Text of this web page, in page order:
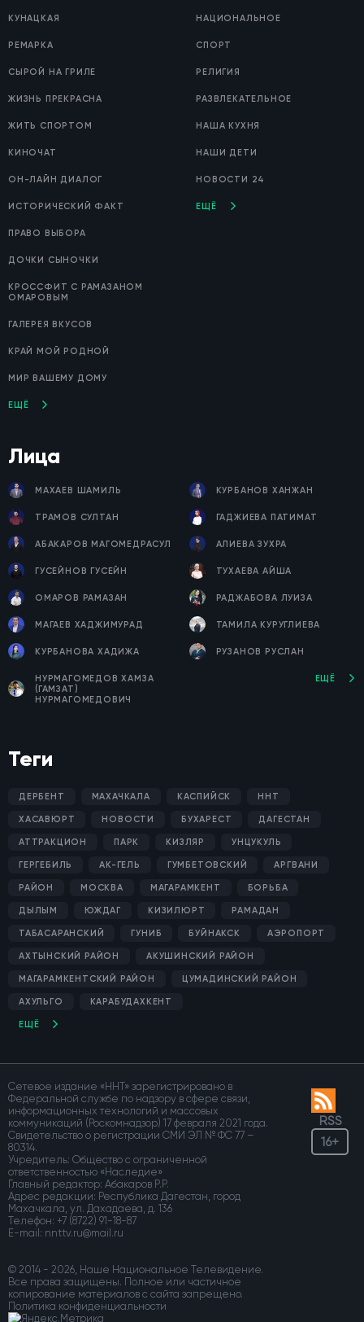
КУНАЦКАЯ
РЕМАРКА
СЫРОЙ НА ГРИЛЕ
ЖИЗНЬ ПРЕКРАСНА
ЖИТЬ СПОРТОМ
КИНОЧАТ
ОН-ЛАЙН ДИАЛОГ
ИСТОРИЧЕСКИЙ ФАКТ
ПРАВО ВЫБОРА
ДОЧКИ СЫНОЧКИ
КРОССФИТ С РАМАЗАНОМ
ОМАРОВЫМ
ГАЛЕРЕЯ ВКУСОВ
КРАЙ МОЙ РОДНОЙ
МИР ВАШЕМУ ДОМУ
ЕЩЁ
НАЦИОНАЛЬНОЕ
СПОРТ
РЕЛИГИЯ
РАЗВЛЕКАТЕЛЬНОЕ
НАША КУХНЯ
НАШИ ДЕТИ
НОВОСТИ 24
ЕЩЁ
Лица
МАХАЕВ ШАМИЛЬ КУРБАНОВ ХАНЖАН
ТРАМОВ СУЛТАН ГАДЖИЕВА ПАТИМАТ
АБАКАРОВ МАГОМЕДРАСУЛ АЛИЕВА ЗУХРА
ГУСЕЙНОВ ГУСЕЙН ТУХАЕВА АЙША
ОМАРОВ РАМАЗАН РАДЖАБОВА ЛУИЗА
МАГАЕВ ХАДЖИМУРАД ТАМИЛА КУРУГЛИЕВА
КУРБАНОВА ХАДИЖА РУЗАНОВ РУСЛАН
НУРМАГОМЕДОВ ХАМЗА
(ГАМЗАТ)
НУРМАГОМЕДОВИЧ
ЕЩЁ
Теги
ДЕРБЕНТ МАХАЧКАЛА КАСПИЙСК ННТ
ХАСАВЮРТ НОВОСТИ БУХАРЕСТ ДАГЕСТАН
АТТРАКЦИОН ПАРК КИЗЛЯР УНЦУКУЛЬ
ГЕРГЕБИЛЬ АК-ГЕЛЬ ГУМБЕТОВСКИЙ АРГВАНИ
РАЙОН МОСКВА МАГАРАМКЕНТ БОРЬБА
ДЫЛЫМ ЮЖДАГ КИЗИЛЮРТ РАМАДАН
ТАБАСАРАНСКИЙ ГУНИБ БУЙНАКСК АЭРОПОРТ
АХТЫНСКИЙ РАЙОН АКУШИНСКИЙ РАЙОН
МАГАРАМКЕНТСКИЙ РАЙОН ЦУМАДИНСКИЙ РАЙОН
АХУЛЬГО КАРАБУДАХКЕНТ
ЕЩЁ
Сетевое издание «ННТ» зарегистрировано в
Федеральной службе по надзору в сфере связи,
информационных технологий и массовых
коммуникаций (Роскомнадзор) 17 февраля 2021 года.
Свидетельство о регистрации СМИ ЭЛ № ФС 77 –
80314.
Учредитель: Общество с ограниченной
ответственностью «Наследие»
Главный редактор: Абакаров Р.Р.
Адрес редакции: Республика Дагестан, город
Махачкала, ул. Дахадаева, д. 136
Телефон: +7 (8722) 91-18-87
E-mail:
© 2014 - 2026, Наше Национальное Телевидение.
Все права защищены. Полное или частичное
копирование материалов с сайта запрещено.
Политика конфиденциальности
RSS
16+